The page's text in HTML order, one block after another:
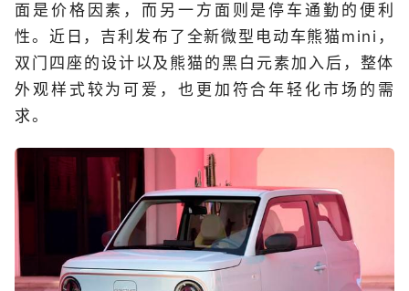
面是价格因素，而另一方面则是停车通勤的便利
性。近日，吉利发布了全新微型电动车熊猫mini，
双门四座的设计以及熊猫的黑白元素加入后，整体
外观样式较为可爱，也更加符合年轻化市场的需
求。